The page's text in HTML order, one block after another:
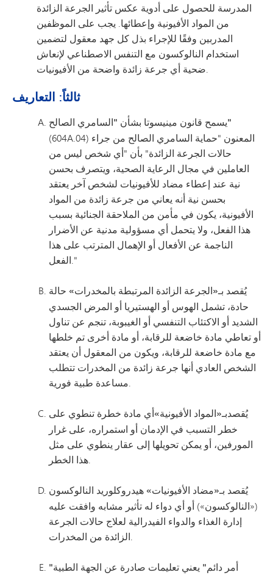
المدرسة للحصول على أدوية عكس تأثير الجرعة الزائدة
من المواد الأفيونية وإعطائها. يجب على الموظفين
المدربين وفقًا للإجراء بذل كل جهد معقول لتضمين
استخدام النالوكسون مع التنفس الاصطناعي لإنعاش
ضحية أي جرعة زائدة واضحة من الأفيونيات.
ثالثاً: التعاريف
يسمح قانون مينيسوتابشأن "السامري الصالح"
(604A.04) المعنون "حماية السامري الصالح من جراء
حالات الجرعة الزائدة" بأن "أي شخص ليس من
العاملين في مجال الرعاية الصحية، ويتصرف بحسن
نية عند إعطاء مضاد للأفيونيات لشخص آخر يعتقد
بحسن نية أنه يعاني من جرعة زائدة من المواد
الأفيونية، يكون في مأمن من الملاحقة الجنائية بسبب
هذا الفعل، ولا يتحمل أي مسؤولية مدنية عن الأضرار
الناجمة عن الأفعال أو الإهمال المترتب على هذا
الفعل."
يُقصد بـ«الجرعة الزائدة المرتبطة بالمخدرات» حالة
حادة، تشمل الهوس أو الهستيريا أو المرض الجسدي
الشديد أو الاكتئاب التنفسي أو الغيبوبة، تنجم عن تناول
أو تعاطي مادة خاضعة للرقابة، أو مادة أخرى تم خلطها
مع مادة خاضعة للرقابة، ويكون من المعقول أن يعتقد
الشخص العادي أنها جرعة زائدة من المخدرات تتطلب
مساعدة طبية فورية.
يُقصدبـ«المواد الأفيونية»أي مادة خطرة تنطوي على
خطر التسبب في الإدمان أو استمراره، على غرار
المورفين، أو يمكن تحويلها إلى عقار ينطوي على مثل
هذا الخطر.
يُقصد بـ«مضاد الأفيونيات»هيدروكلوريد النالوكسون
(«النالوكسون») أو أي دواء له تأثير مشابه وافقت عليه
إدارة الغذاء والدواء الفيدرالية لعلاج حالات الجرعة
الزائدة من المخدرات.
"أمر دائم" يعني تعليمات صادرة عن الجهة الطبية